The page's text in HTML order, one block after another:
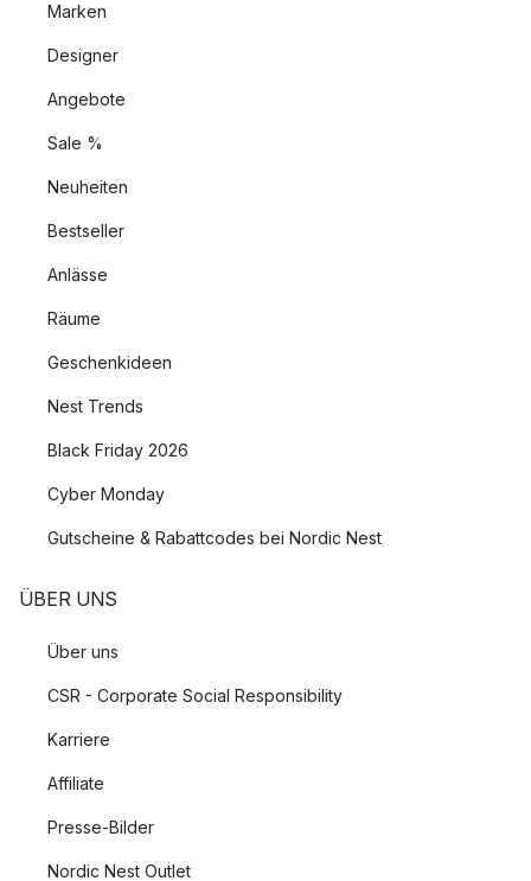
Marken
Designer
Angebote
Sale %
Neuheiten
Bestseller
Anlässe
Räume
Geschenkideen
Nest Trends
Black Friday 2026
Cyber Monday
Gutscheine & Rabattcodes bei Nordic Nest
ÜBER UNS
Über uns
CSR - Corporate Social Responsibility
Karriere
Affiliate
Presse-Bilder
Nordic Nest Outlet